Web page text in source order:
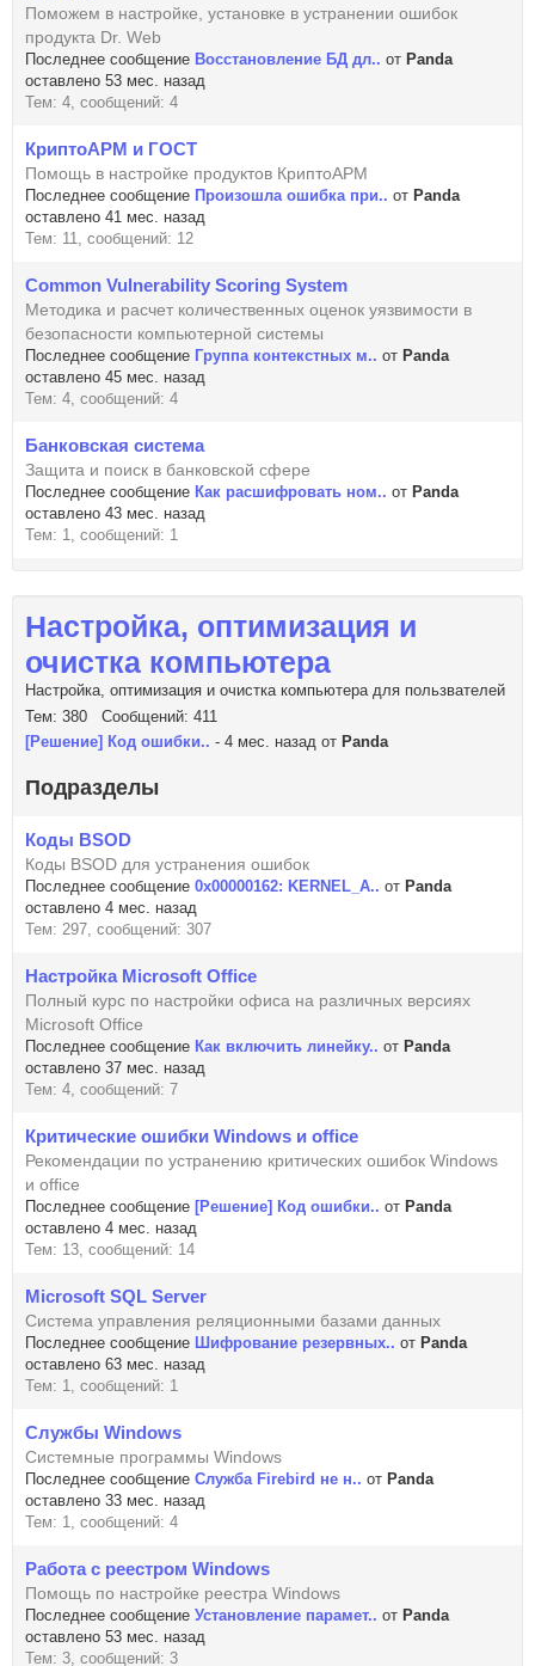
Поможем в настройке, установке в устранении ошибок
продукта Dr. Web
Последнее сообщение Восстановление БД дл.. от Panda
оставлено 53 мес. назад
Тем: 4, сообщений: 4
КриптоАРМ и ГОСТ
Помощь в настройке продуктов КриптоАРМ
Последнее сообщение Произошла ошибка при.. от Panda
оставлено 41 мес. назад
Тем: 11, сообщений: 12
Common Vulnerability Scoring System
Методика и расчет количественных оценок уязвимости в
безопасности компьютерной системы
Последнее сообщение Группа контекстных м.. от Panda
оставлено 45 мес. назад
Тем: 4, сообщений: 4
Банковская система
Защита и поиск в банковской сфере
Последнее сообщение Как расшифровать ном.. от Panda
оставлено 43 мес. назад
Тем: 1, сообщений: 1
Настройка, оптимизация и
очистка компьютера
Настройка, оптимизация и очистка компьютера для пользвателей
Тем: 380 Сообщений: 411
[Решение] Код ошибки.. - 4 мес. назад от Panda
Подразделы
Коды BSOD
Коды BSOD для устранения ошибок
Последнее сообщение 0x00000162: KERNEL_A.. от Panda
оставлено 4 мес. назад
Тем: 297, сообщений: 307
Настройка Microsoft Office
Полный курс по настройки офиса на различных версиях
Microsoft Office
Последнее сообщение Как включить линейку.. от Panda
оставлено 37 мес. назад
Тем: 4, сообщений: 7
Критические ошибки Windows и office
Рекомендации по устранению критических ошибок Windows
и office
Последнее сообщение [Решение] Код ошибки.. от Panda
оставлено 4 мес. назад
Тем: 13, сообщений: 14
Microsoft SQL Server
Система управления реляционными базами данных
Последнее сообщение Шифрование резервных.. от Panda
оставлено 63 мес. назад
Тем: 1, сообщений: 1
Службы Windows
Системные программы Windows
Последнее сообщение Служба Firebird не н.. от Panda
оставлено 33 мес. назад
Тем: 1, сообщений: 4
Работа с реестром Windows
Помощь по настройке реестра Windows
Последнее сообщение Установление парамет.. от Panda
оставлено 53 мес. назад
Тем: 3, сообщений: 3